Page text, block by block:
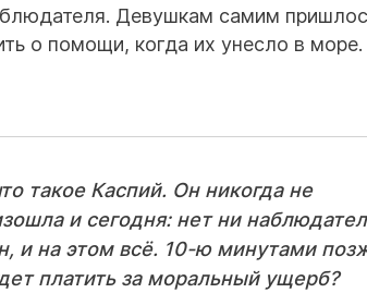
Девушкам самим
о помощи, когда их унесло в море.
такое Каспий. Он никогда не
и сегодня: нет ни
и на этом всё. 10-ю минутами
платить за моральный ущерб?